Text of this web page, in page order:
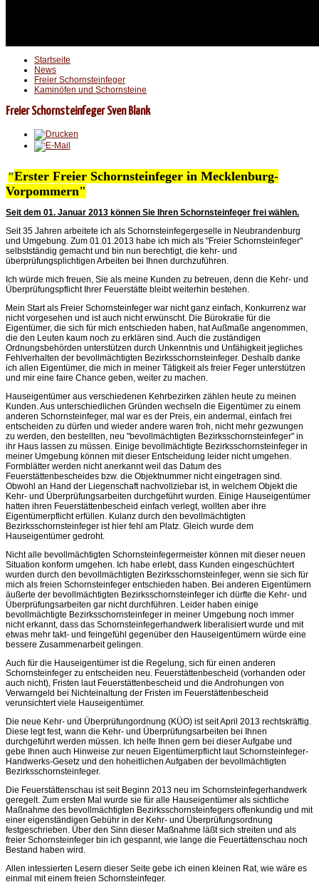
Startseite
News
Freier Schornsteinfeger
Kaminöfen und Schornsteine
Freier Schornsteinfeger Sven Blank
"Erster Freier Schornsteinfeger in Mecklenburg-
Vorpommern"
Seit dem 01. Januar 2013 können Sie Ihren Schornsteinfeger frei wählen.
Seit 35 Jahren arbeitete ich als Schornsteinfegergeselle in Neubrandenburg
und Umgebung. Zum 01.01.2013 habe ich mich als "Freier Schornsteinfeger"
selbstständig gemacht und bin nun berechtigt, die kehr- und
überprüfungsplichtigen Arbeiten bei Ihnen durchzuführen.
Ich würde mich freuen, Sie als meine Kunden zu betreuen, denn die Kehr- und
Überprüfungspflicht Ihrer Feuerstätte bleibt weiterhin bestehen.
Mein Start als Freier Schornsteinfeger war nicht ganz einfach, Konkurrenz war
nicht vorgesehen und ist auch nicht erwünscht. Die Bürokratie für die
Eigentümer, die sich für mich entschieden haben, hat Außmaße angenommen,
die den Leuten kaum noch zu erklären sind. Auch die zuständigen
Ordnungsbehörden unterstützen durch Unkenntnis und Unfähigkeit jegliches
Fehlverhalten der bevollmächtigten Bezirksschornsteinfeger. Deshalb danke
ich allen Eigentümer, die mich in meiner Tätigkeit als freier Feger unterstützen
und mir eine faire Chance geben, weiter zu machen.
Hauseigentümer aus verschiedenen Kehrbezirken zählen heute zu meinen
Kunden. Aus unterschiedlichen Gründen wechseln die Eigentümer zu einem
anderen Schornsteinfeger, mal war es der Preis, ein andermal, einfach frei
entscheiden zu dürfen und wieder andere waren froh, nicht mehr gezwungen
zu werden, den bestellten, neu "bevollmächtigten Bezirksschornsteinfeger" in
ihr Haus lassen zu müssen. Einige bevollmächtigte Bezirksschornsteinfeger in
meiner Umgebung können mit dieser Entscheidung leider nicht umgehen.
Formblätter werden nicht anerkannt weil das Datum des
Feuerstättenbescheides bzw. die Objektnummer nicht eingetragen sind.
Obwohl an Hand der Liegenschaft nachvollziebar ist, in welchem Objekt die
Kehr- und Überprüfungsarbeiten durchgeführt wurden. Einige Hauseigentümer
hatten ihren Feuerstättenbescheid einfach verlegt, wollten aber ihre
Eigentümerpflicht erfüllen. Kulanz durch den bevollmächtigten
Bezirksschornsteinfeger ist hier fehl am Platz. Gleich wurde dem
Hauseigentümer gedroht.
Nicht alle bevollmächtigten Schornsteinfegermeister können mit dieser neuen
Situation konform umgehen. Ich habe erlebt, dass Kunden eingeschüchtert
wurden durch den bevollmächtigten Bezirksschornsteinfeger, wenn sie sich für
mich als freien Schornsteinfeger entschieden haben. Bei anderen Eigentümern
äußerte der bevollmächtigten Bezirksschornsteinfeger ich dürfte die Kehr- und
Überprüfungsarbeiten gar nicht durchführen. Leider haben einige
bevollmächtigte Bezirksschornsteinfeger in meiner Umgebung noch immer
nicht erkannt, dass das Schornsteinfegerhandwerk liberalisiert wurde und mit
etwas mehr takt- und feingefühl gegenüber den Hauseigentümern würde eine
bessere Zusammenarbeit gelingen.
Auch für die Hauseigentümer ist die Regelung, sich für einen anderen
Schornsteinfeger zu entscheiden neu. Feuerstättenbescheid (vorhanden oder
auch nicht), Fristen laut Feuerstättenbescheid und die Androhungen von
Verwarngeld bei Nichteinaltung der Fristen im Feuerstättenbescheid
verunsichtert viele Hauseigentümer.
Die neue Kehr- und Überprüfungordnung (KÜO) ist seit April 2013 rechtskräftig.
Diese legt fest, wann die Kehr- und Überprüfungsarbeiten bei Ihnen
durchgeführt werden müssen. Ich helfe Ihnen gern bei dieser Aufgabe und
gebe Ihnen auch Hinweise zur neuen Eigentümerpflicht laut Schornsteinfeger-
Handwerks-Gesetz und den hoheitlichen Aufgaben der bevollmächtigten
Bezirksschornsteinfeger.
Die Feuerstättenschau ist seit Beginn 2013 neu im Schornsteinfegerhandwerk
geregelt. Zum ersten Mal wurde sie für alle Hauseigentümer als sichtliche
Maßnahme des bevollmächtigten Bezirksschornsteinfegers offenkundig und mit
einer eigenständigen Gebühr in der Kehr- und Überprüfungsordnung
festgeschrieben. Über den Sinn dieser Maßnahme läßt sich streiten und als
freier Schornsteinfeger bin ich gespannt, wie lange die Feuertättenschau noch
Bestand haben wird.
Allen intessierten Lesern dieser Seite gebe ich einen kleinen Rat, wie wäre es
einmal mit einem freien Schornsteinfeger.